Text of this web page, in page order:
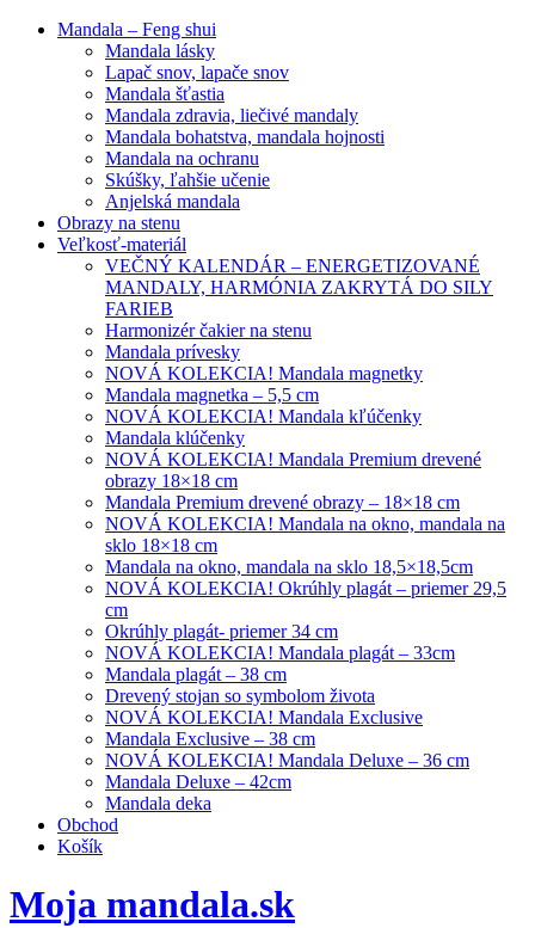
Mandala – Feng shui
Mandala lásky
Lapač snov, lapače snov
Mandala šťastia
Mandala zdravia, liečivé mandaly
Mandala bohatstva, mandala hojnosti
Mandala na ochranu
Skúšky, ľahšie učenie
Anjelská mandala
Obrazy na stenu
Veľkosť-materiál
VEČNÝ KALENDÁR – ENERGETIZOVANÉ
MANDALY, HARMÓNIA ZAKRYTÁ DO SILY
FARIEB
Harmonizér čakier na stenu
Mandala prívesky
NOVÁ KOLEKCIA! Mandala magnetky
Mandala magnetka – 5,5 cm
NOVÁ KOLEKCIA! Mandala kľúčenky
Mandala klúčenky
NOVÁ KOLEKCIA! Mandala Premium drevené
obrazy 18×18 cm
Mandala Premium drevené obrazy – 18×18 cm
NOVÁ KOLEKCIA! Mandala na okno, mandala na
sklo 18×18 cm
Mandala na okno, mandala na sklo 18,5×18,5cm
NOVÁ KOLEKCIA! Okrúhly plagát – priemer 29,5
cm
Okrúhly plagát- priemer 34 cm
NOVÁ KOLEKCIA! Mandala plagát – 33cm
Mandala plagát – 38 cm
Drevený stojan so symbolom života
NOVÁ KOLEKCIA! Mandala Exclusive
Mandala Exclusive – 38 cm
NOVÁ KOLEKCIA! Mandala Deluxe – 36 cm
Mandala Deluxe – 42cm
Mandala deka
Obchod
Košík
Moja mandala.sk